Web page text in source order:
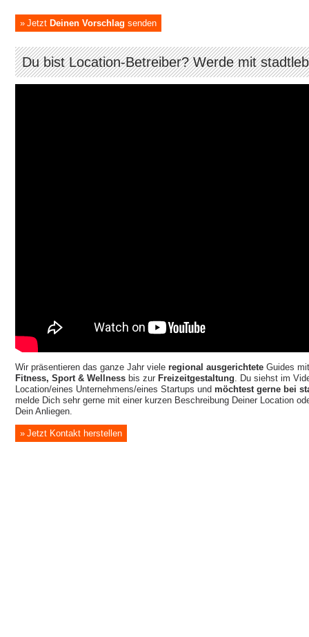
Jetzt Deinen Vorschlag senden
Du bist Location-Betreiber? Werde mit
Wir präsentieren das ganze Jahr viele regional ausgerichtete Guides
Fitness, Sport & Wellness bis zur Freizeitgestaltung. Du siehst im
Location/eines Unternehmens/eines Startups und möchtest gerne bei
melde Dich sehr gerne mit einer kurzen Beschreibung Deiner Location
Dein Anliegen.
Jetzt Kontakt herstellen